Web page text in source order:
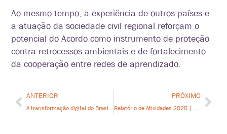
Ao mesmo tempo, a experiência de outros países e
a atuação da sociedade civil regional reforçam o
potencial do Acordo como instrumento de proteção
contra retrocessos ambientais e de fortalecimento
da cooperação entre redes de aprendizado.
ANTERIOR
A transformação digital do Brasil já está em curso — mas os rumos que serão tomados ainda estão em debate.
PRÓXIMO
Relatório de Atividades 2025 | 2025 Activity Report